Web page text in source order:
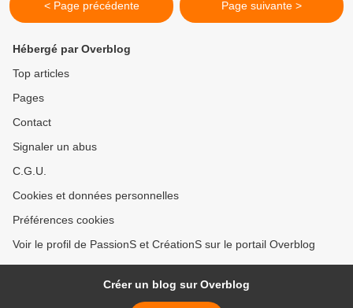
< Page précédente Page suivante >
Hébergé par Overblog
Top articles
Pages
Contact
Signaler un abus
C.G.U.
Cookies et données personnelles
Préférences cookies
Voir le profil de PassionS et CréationS sur le portail Overblog
Créer un blog sur Overblog